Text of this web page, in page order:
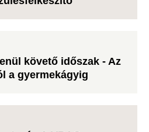
követő időszak - Az
a gyermekágyig